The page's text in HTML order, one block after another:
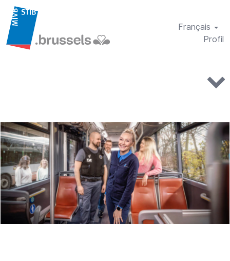
Français
Profil